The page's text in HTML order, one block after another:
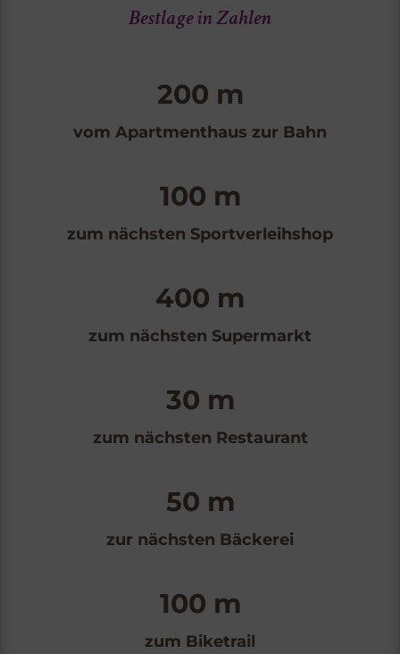
Bestlage in Zahlen
200 m
vom Apartmenthaus zur Bahn
100 m
zum nächsten Sportverleihshop
400 m
zum nächsten Supermarkt
30 m
zum nächsten Restaurant
50 m
zur nächsten Bäckerei
100 m
zum Biketrail